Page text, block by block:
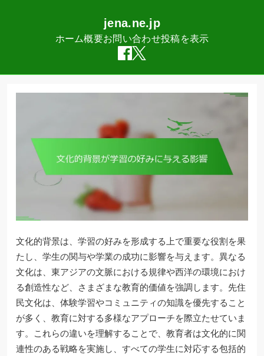
jena.ne.jp
ホーム概要お問い合わせ投稿を表示
文化的背景は、学習の好みを形成する上で重要な役割を果
たし、学生の関与や学業の成功に影響を与えます。異なる
文化は、東アジアの文脈における規律や西洋の環境におけ
る創造性など、さまざまな教育的価値を強調します。先住
民文化は、体験学習やコミュニティの知識を優先すること
が多く、教育に対する多様なアプローチを際立たせていま
す。これらの違いを理解することで、教育者は文化的に関
連性のある戦略を実施し、すべての学生に対応する包括的